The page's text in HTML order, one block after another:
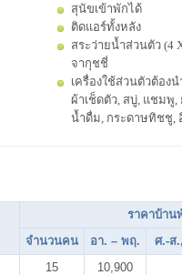
สุนัขเข้าพักได้
ติดแอร์ทั้งหลัง
สระว่ายน้ำส่วนตัว (4
จากุชชี่
เครื่องใช้ส่วนตัวต้องน
ผ้าเช็ดตัว, สบู่, แชมพู,
น้ำดื่ม, กระดาษทิชชู,
ราคาบ้าน
จำนวนคน
อา. – พฤ. ศ.-ส.,
15 10,900